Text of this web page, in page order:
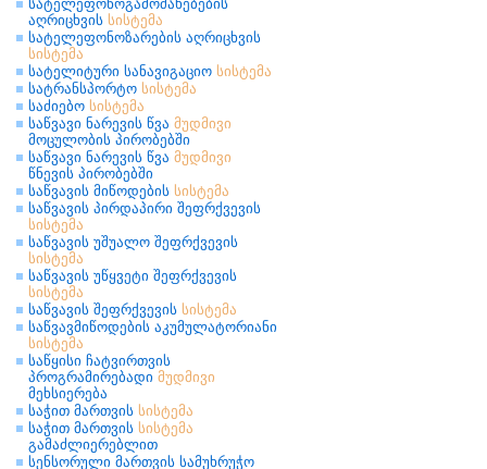
სატელეფონოგამოძახებების
აღრიცხვის სისტემა
სატელეფონოზარების აღრიცხვის
სისტემა
სატელიტური სანავიგაციო სისტემა
სატრანსპორტო სისტემა
საძიებო სისტემა
საწვავი ნარევის წვა მუდმივი
მოცულობის პირობებში
საწვავი ნარევის წვა მუდმივი
წნევის პირობებში
საწვავის მიწოდების სისტემა
საწვავის პირდაპირი შეფრქვევის
სისტემა
საწვავის უშუალო შეფრქვევის
სისტემა
საწვავის უწყვეტი შეფრქვევის
სისტემა
საწვავის შეფრქვევის სისტემა
საწვავმიწოდების აკუმულატორიანი
სისტემა
საწყისი ჩატვირთვის
პროგრამირებადი მუდმივი
მეხსიერება
საჭით მართვის სისტემა
საჭით მართვის სისტემა
გამაძლიერებლით
სენსორული მართვის სამუხრუჭო